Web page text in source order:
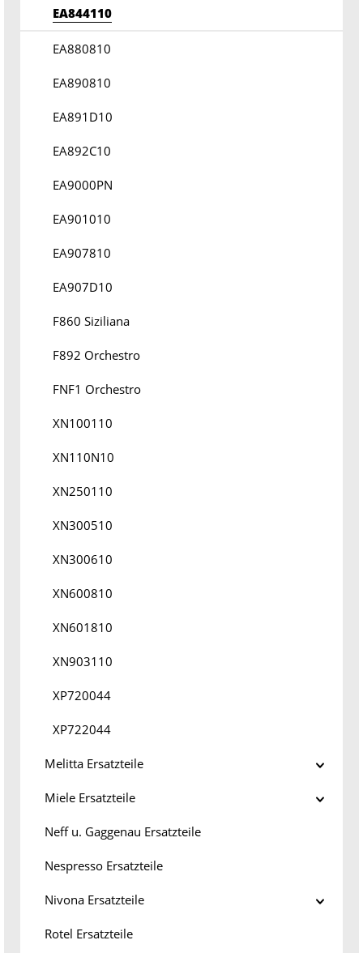
EA844110
EA880810
EA890810
EA891D10
EA892C10
EA9000PN
EA901010
EA907810
EA907D10
F860 Siziliana
F892 Orchestro
FNF1 Orchestro
XN100110
XN110N10
XN250110
XN300510
XN300610
XN600810
XN601810
XN903110
XP720044
XP722044
Melitta Ersatzteile
Miele Ersatzteile
Neff u. Gaggenau Ersatzteile
Nespresso Ersatzteile
Nivona Ersatzteile
Rotel Ersatzteile